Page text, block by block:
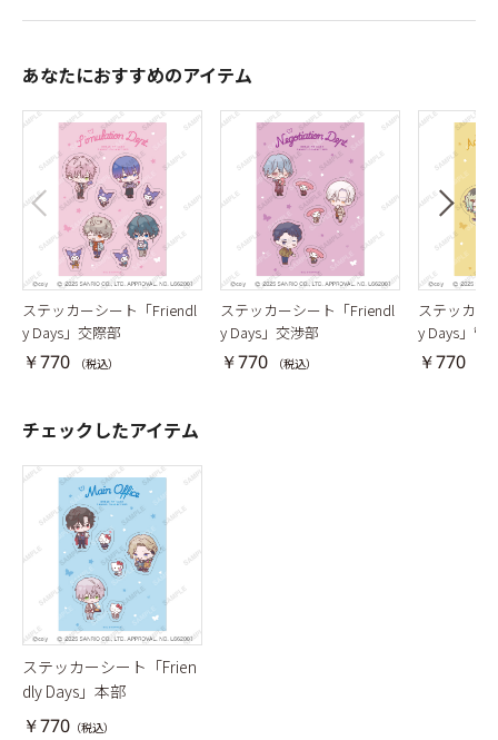
あなたにおすすめのアイテム
ステッカーシート「Friendl
y Days」交際部
￥770 （税込）
ステッカーシート「Friendl
y Days」交渉部
￥770 （税込）
ステッカー
y Days」管
￥770
チェックしたアイテム
ステッカーシート「Frien
dly Days」本部
￥770 （税込）